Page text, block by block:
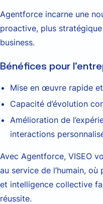
Agentforce incarne une
proactive, plus
business.
Bénéfices pour
Mise en œuvre rapide
Capacité d’évolution
Amélioration de
interactions
Avec Agentforce, VISEO
au service de l’humain,
et intelligence collective
réussite.